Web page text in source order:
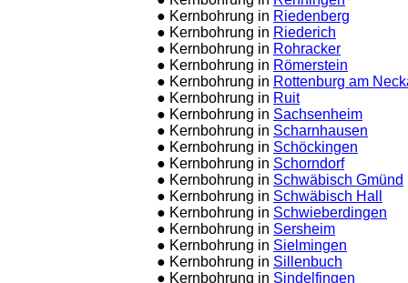
● Kernbohrung in Riedenberg
● Kernbohrung in Riederich
● Kernbohrung in Rohracker
● Kernbohrung in Römerstein
● Kernbohrung in Rottenburg am
● Kernbohrung in Ruit
● Kernbohrung in Sachsenheim
● Kernbohrung in Scharnhausen
● Kernbohrung in Schöckingen
● Kernbohrung in Schorndorf
● Kernbohrung in Schwäbisch Gmünd
● Kernbohrung in Schwäbisch Hall
● Kernbohrung in Schwieberdingen
● Kernbohrung in Sersheim
● Kernbohrung in Sielmingen
● Kernbohrung in Sillenbuch
● Kernbohrung in Sindelfingen